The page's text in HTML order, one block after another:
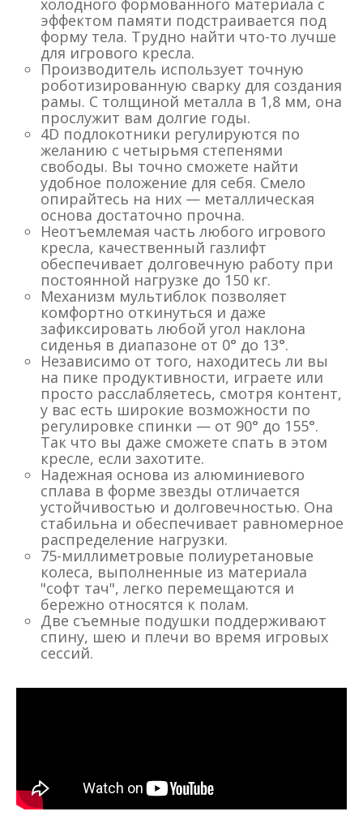
эффектом памяти подстраивается под
форму тела. Трудно найти что-то лучше
для игрового кресла.
Производитель использует точную
роботизированную сварку для создания
рамы. С толщиной металла в 1,8 мм, она
прослужит вам долгие годы.
4D подлокотники регулируются по
желанию с четырьмя степенями
свободы. Вы точно сможете найти
удобное положение для себя. Смело
опирайтесь на них — металлическая
основа достаточно прочна.
Неотъемлемая часть любого игрового
кресла, качественный газлифт
обеспечивает долговечную работу при
постоянной нагрузке до 150 кг.
Механизм мультиблок позволяет
комфортно откинуться и даже
зафиксировать любой угол наклона
сиденья в диапазоне от 0° до 13°.
Независимо от того, находитесь ли вы
на пике продуктивности, играете или
просто расслабляетесь, смотря контент,
у вас есть широкие возможности по
регулировке спинки — от 90° до 155°.
Так что вы даже сможете спать в этом
кресле, если захотите.
Надежная основа из алюминиевого
сплава в форме звезды отличается
устойчивостью и долговечностью. Она
стабильна и обеспечивает равномерное
распределение нагрузки.
75-миллиметровые полиуретановые
колеса, выполненные из материала
"софт тач", легко перемещаются и
бережно относятся к полам.
Две съемные подушки поддерживают
спину, шею и плечи во время игровых
сессий.